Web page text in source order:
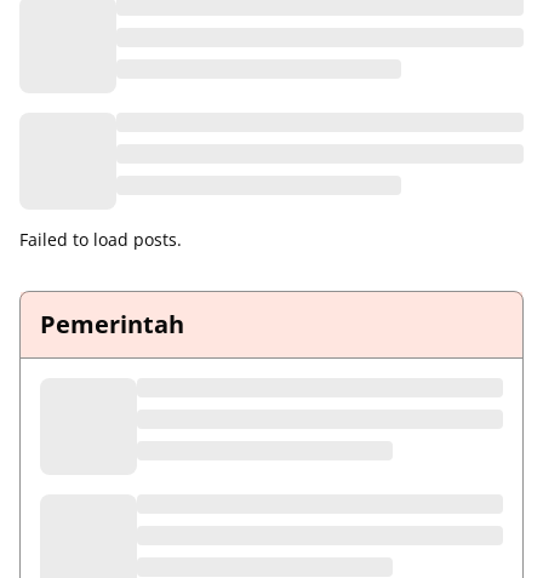
Failed to load posts.
Pemerintah